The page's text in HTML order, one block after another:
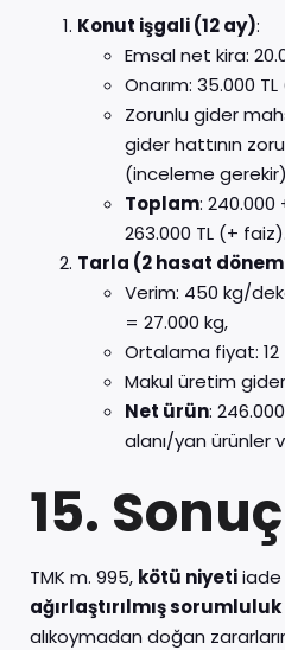
Konut işgali (12 ay):
Emsal net kira:
Onarım: 35.000
Zorunlu gider
gider hattının
(inceleme
Toplam: 240.000
263.000 TL (+ faiz).
Tarla (2 hasat
Verim: 450 kg/
= 27.000 kg,
Ortalama fiyat: 12
Makul üretim
Net ürün:
alanı/yan ürünler
15. Sonuç
TMK m. 995, kötü niyetiiade
ağırlaştırılmış sorumluluk
alıkoymadan doğan